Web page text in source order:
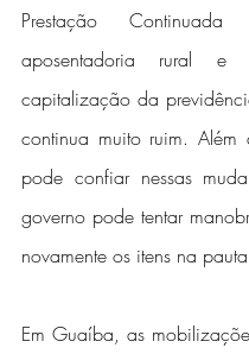
Prestação
aposentadoria rural e
capitalização da
continua muito ruim. Além
pode confiar nessas
governo pode tentar
novamente os itens na
Em Guaíba, as